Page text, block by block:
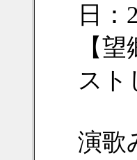
日
【
スト
演歌